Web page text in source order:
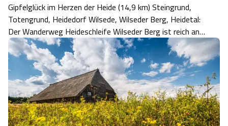
Gipfelglück im Herzen der Heide (14,9 km) Steingrund,
Totengrund, Heidedorf Wilsede, Wilseder Berg, Heidetal:
Der Wanderweg Heideschleife Wilseder Berg ist reich an
Höhepunkten.